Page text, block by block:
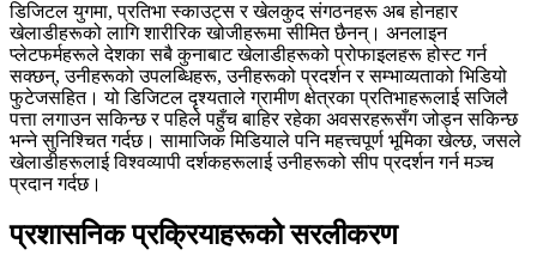
डिजिटल युगमा, प्रतिभा स्काउट्स र खेलकुद संगठनहरू अब होनहार
खेलाडीहरूको लागि शारीरिक खोजीहरूमा सीमित छैनन्। अनलाइन
प्लेटफर्महरूले देशका सबै कुनाबाट खेलाडीहरूको प्रोफाइलहरू होस्ट गर्न
सक्छन्, उनीहरूको उपलब्धिहरू, उनीहरूको प्रदर्शन र सम्भाव्यताको भिडियो
फुटेजसहित। यो डिजिटल दृश्यताले ग्रामीण क्षेत्रका प्रतिभाहरूलाई सजिलै
पत्ता लगाउन सकिन्छ र पहिले पहुँच बाहिर रहेका अवसरहरूसँग जोड्न सकिन्छ
भन्ने सुनिश्चित गर्दछ। सामाजिक मिडियाले पनि महत्त्वपूर्ण भूमिका खेल्छ, जसले
खेलाडीहरूलाई विश्वव्यापी दर्शकहरूलाई उनीहरूको सीप प्रदर्शन गर्न मञ्च
प्रदान गर्दछ।
प्रशासनिक प्रक्रियाहरूको सरलीकरण